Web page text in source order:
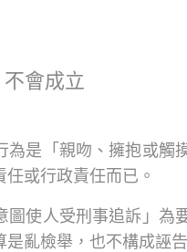
會成立
為是「親吻、擁抱或觸
或行政責任而已。
圖使人受刑事追訴」
亂檢舉，也不構成誣告